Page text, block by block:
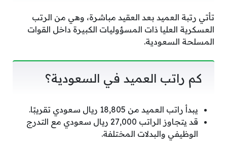
تأتي رتبة العميد بعد العقيد مباشرة، وهي من الرتب
العسكرية العليا ذات المسؤوليات الكبيرة داخل القوات
المسلحة السعودية.
كم راتب العميد في السعودية؟
يبدأ راتب العميد من 18,805 ريال سعودي تقريبًا.
قد يتجاوز الراتب 27,000 ريال سعودي مع التدرج
الوظيفي والبدلات المختلفة.